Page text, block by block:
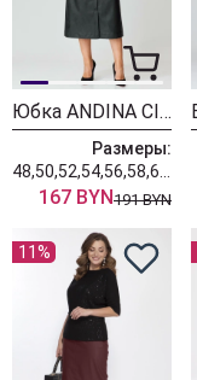
Юбка ANDINA CITY 1009 черный
Размеры:
167 BYN191 BYN
11%